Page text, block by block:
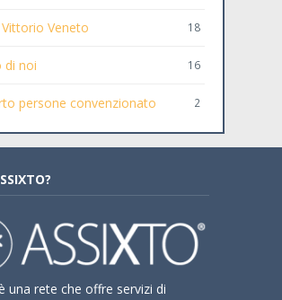
Veneto 18
di noi 16
persone convenzionato 2
una rete che offre servizi di